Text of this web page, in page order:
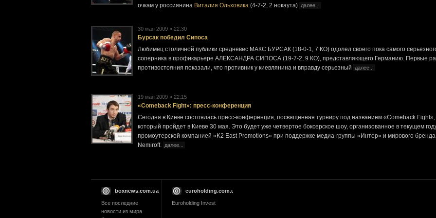
очкам у россиянина Виталия Ольховика (4-7-2, 2 нокаута) далее...
30 мая 2009 » 22:30
Бурсак победил Сипоса
Любимец столичной публики средневес МАКС БУРСАК (18-0-1, 7 КО) одолел своего пока самого
соперника в профикарьере АЛЕКСАНДРА СИПОСА (19-7-2, 9 КО), представляющего Германию. Первые
противостояния показали, что противник у киевлянина и вправду серьезный
далее...
19 мая 2009 » 22:15
«Comeback Fight»: пресс-конференция
Сегодня в Киеве состоялась пресс-конференция, посвященная турниру под названием «Comeback Fight»,
который пройдет в Киеве 30 мая. Это будет уже четвертое боксерское шоу, организованное в текущем
промоутерской компанией «K2 East Promotions» при поддержке медиа-группы «Интер» и мирового бренда
Nemiroff. далее...
boxnews.com.ua
Все последние
новости из мира
euroholding.com.ua
Euroholding Invest